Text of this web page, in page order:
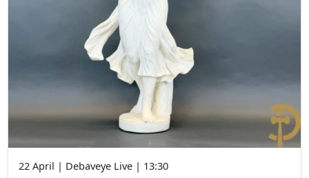
22 April | Debaveye Live | 13:30